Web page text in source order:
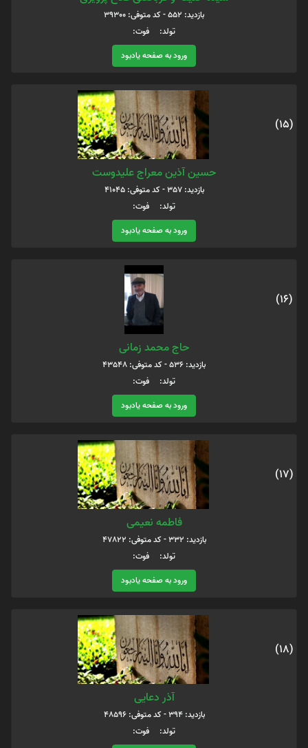
بازدید: 552 - کد متوفی: 39300
تولد: فوت:
ورود به صفحه یادبود
(15)
حسین آذین معراج علیدوست
بازدید: 357 - کد متوفی: 41045
تولد: فوت:
ورود به صفحه یادبود
(16)
حاج محمد زمانی
بازدید: 536 - کد متوفی: 43548
تولد: فوت:
ورود به صفحه یادبود
(17)
فاطمه نعیمی
بازدید: 332 - کد متوفی: 47822
تولد: فوت:
ورود به صفحه یادبود
(18)
آذر دعایی
بازدید: 394 - کد متوفی: 48596
تولد: فوت: